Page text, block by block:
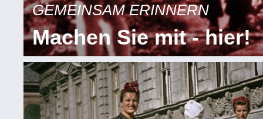
GEMEINSAM ERINNERN
Machen Sie mit - hier!